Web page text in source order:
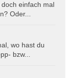
einfach mal
Oder...
wo hast du
bzw...